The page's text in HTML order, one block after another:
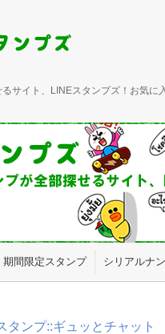
サイト、LINEスタンプズ！お気
期間限定スタンプ シリアルナ
タンプ::ギュッとチャット